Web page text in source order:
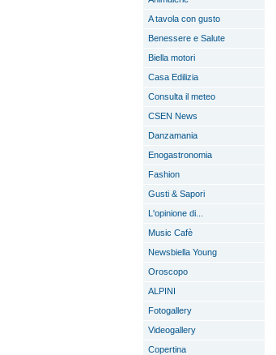
A tavola con gusto
Benessere e Salute
Biella motori
Casa Edilizia
Consulta il meteo
CSEN News
Danzamania
Enogastronomia
Fashion
Gusti & Sapori
L'opinione di...
Music Cafè
Newsbiella Young
Oroscopo
ALPINI
Fotogallery
Videogallery
Copertina